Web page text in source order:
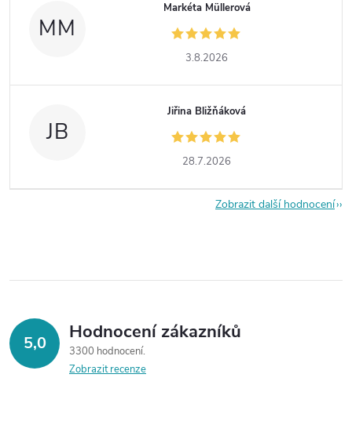
MM
Markéta Müllerová
3.8.2026
JB
Jiřina Bližňáková
28.7.2026
Zobrazit další hodnocení
5,0 Hodnocení zákazníků
3300 hodnocení
Zobrazit recenze